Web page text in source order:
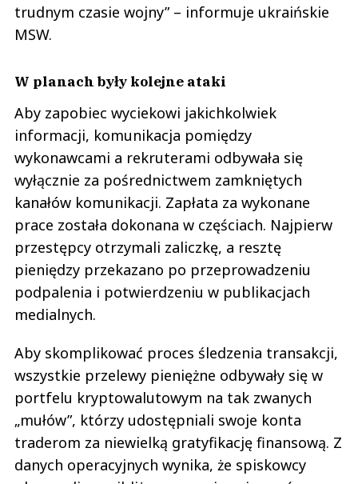
trudnym czasie wojny” – informuje ukraińskie
MSW.
W planach były kolejne ataki
Aby zapobiec wyciekowi jakichkolwiek
informacji, komunikacja pomiędzy
wykonawcami a rekruterami odbywała się
wyłącznie za pośrednictwem zamkniętych
kanałów komunikacji. Zapłata za wykonane
prace została dokonana w częściach. Najpierw
przestępcy otrzymali zaliczkę, a resztę
pieniędzy przekazano po przeprowadzeniu
podpalenia i potwierdzeniu w publikacjach
medialnych.
Aby skomplikować proces śledzenia transakcji,
wszystkie przelewy pieniężne odbywały się w
portfelu kryptowalutowym na tak zwanych
„mułów”, którzy udostępniali swoje konta
traderom za niewielką gratyfikację finansową. Z
danych operacyjnych wynika, że ​​spiskowcy